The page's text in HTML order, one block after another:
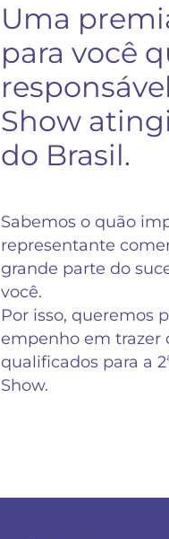
Uma
para você
Show
do Brasil.
Sabemos o quão
representante
grande parte do
você.
Por isso, queremos
empenho em trazer
qualificados para a
Show.